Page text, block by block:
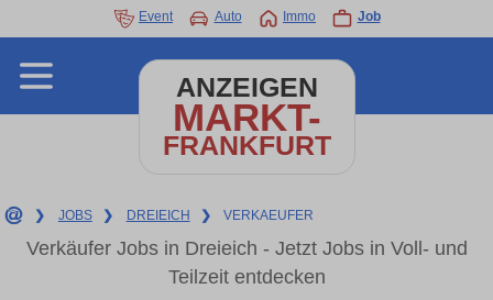
Event Auto Immo Job
ANZEIGEN
MARKT-
FRANKFURT
❯ JOBS ❯ DREIEICH ❯ VERKAEUFER
Verkäufer Jobs in Dreieich - Jetzt Jobs in Voll- und
Teilzeit entdecken